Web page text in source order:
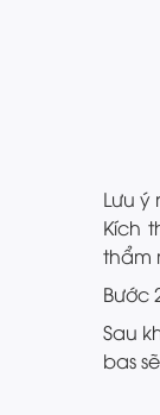
Lưu
Kích
thẩm
Bước
Sau
bas